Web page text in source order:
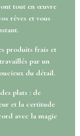
tout en œuvre
rêves et vous
produits frais et
par un
du détail.
plats : de
et la certitude
avec la magie